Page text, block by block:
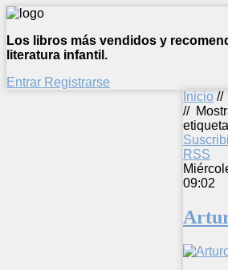
Los libros más vendidos y
literatura infantil.
Entrar Registrarse
Inicio //
//
RSS
09:02